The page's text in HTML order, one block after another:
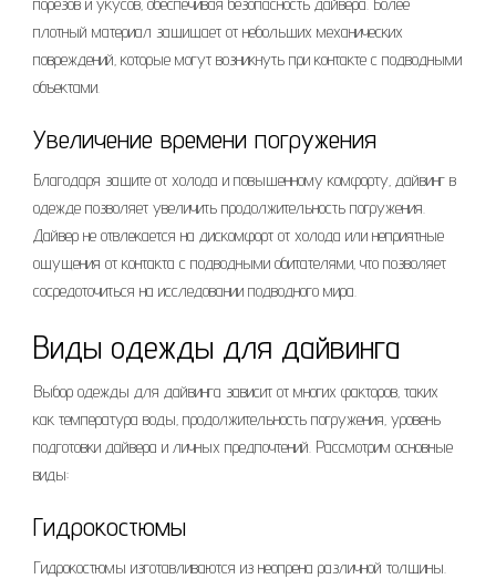
плотный материал защищает от небольших механических
повреждений‚ которые могут возникнуть при контакте с подводными
объектами.
Увеличение времени погружения
Благодаря защите от холода и повышенному комфорту‚ дайвинг в
одежде позволяет увеличить продолжительность погружения.
Дайвер не отвлекается на дискомфорт от холода или неприятные
ощущения от контакта с подводными обитателями‚ что позволяет
сосредоточиться на исследовании подводного мира.
Виды одежды для дайвинга
Выбор одежды для дайвинга зависит от многих факторов‚ таких
как температура воды‚ продолжительность погружения‚ уровень
подготовки дайвера и личных предпочтений. Рассмотрим основные
виды:
Гидрокостюмы
Гидрокостюмы изготавливаются из неопрена различной толщины.